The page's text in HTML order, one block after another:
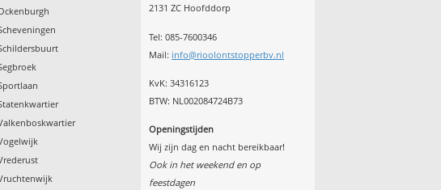
2131 ZC Hoofddorp
Tel:085-7600346
Mail: info@rioolontstopperbv.nl
KvK: 34316123
BTW: NL002084724B73
Openingstijden
Wij zijn dag en nacht bereikbaar!
Ook in het weekend en op
feestdagen